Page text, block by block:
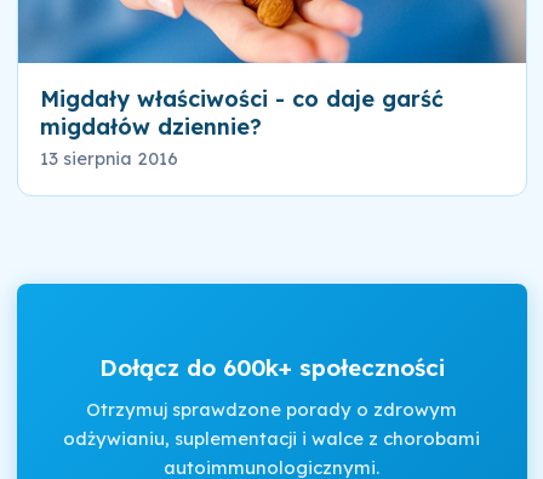
Migdały właściwości - co daje garść
migdałów dziennie?
13 sierpnia 2016
Dołącz do 600k+ społeczności
Otrzymuj sprawdzone porady o zdrowym
odżywianiu, suplementacji i walce z chorobami
autoimmunologicznymi.